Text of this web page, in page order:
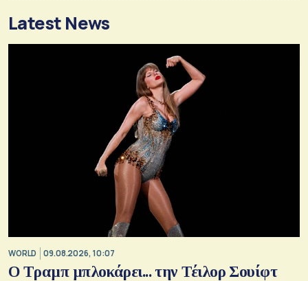
Latest News
WORLD 09.08.2026, 10:07
Ο Τραμπ μπλοκάρει... την Τέιλορ Σουίφτ